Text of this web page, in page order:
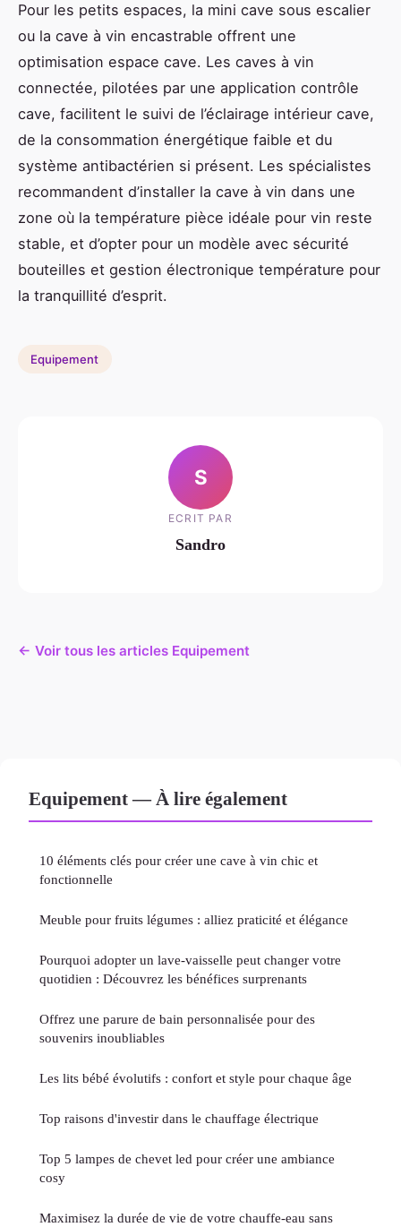
Pour les petits espaces, la mini cave sous escalier
ou la cave à vin encastrable offrent une
optimisation espace cave. Les caves à vin
connectée, pilotées par une application contrôle
cave, facilitent le suivi de l’éclairage intérieur cave,
de la consommation énergétique faible et du
système antibactérien si présent. Les spécialistes
recommandent d’installer la cave à vin dans une
zone où la température pièce idéale pour vin reste
stable, et d’opter pour un modèle avec sécurité
bouteilles et gestion électronique température pour
la tranquillité d’esprit.
Equipement
S
ECRIT PAR
Sandro
← Voir tous les articles Equipement
Equipement — À lire également
10 éléments clés pour créer une cave à vin chic et
fonctionnelle
Meuble pour fruits légumes : alliez praticité et élégance
Pourquoi adopter un lave-vaisselle peut changer votre
quotidien : Découvrez les bénéfices surprenants
Offrez une parure de bain personnalisée pour des
souvenirs inoubliables
Les lits bébé évolutifs : confort et style pour chaque âge
Top raisons d'investir dans le chauffage électrique
Top 5 lampes de chevet led pour créer une ambiance
cosy
Maximisez la durée de vie de votre chauffe-eau sans